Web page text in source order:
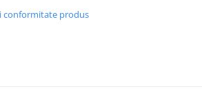
conformitate produs